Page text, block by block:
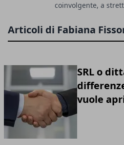
coinvolgente, a
Articoli di Fabiana
SRL o
vuole